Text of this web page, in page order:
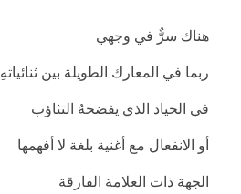
هناك سرٌّ في وجهي
ربما في المعارك الطويلة بين ثنائياتهِ
في الحياد الذي يفضحهُ التثاؤب
أو الانفعال مع أغنية بلغة لا أفهمها
الجهة ذات العلامة الفارقة